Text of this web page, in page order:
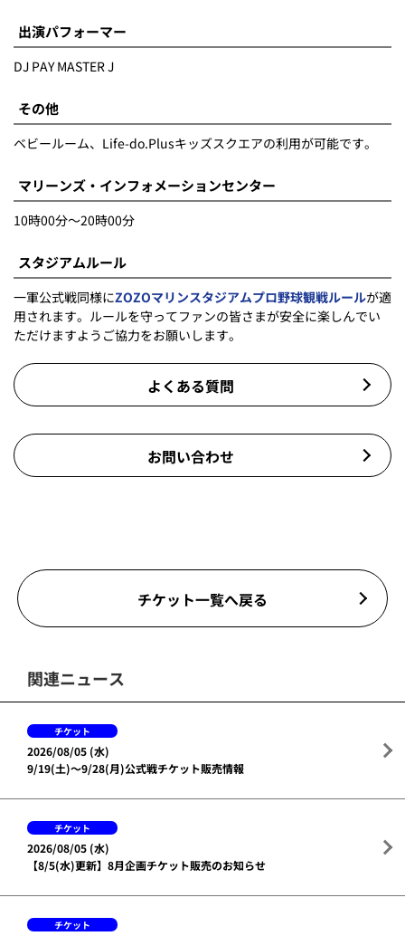
出演パフォーマー
DJ PAY MASTER J
その他
ベビールーム、Life-do.Plusキッズスクエアの利用が可能です。
マリーンズ・インフォメーションセンター
10時00分～20時00分
スタジアムルール
一軍公式戦同様にZOZOマリンスタジアムプロ野球観戦ルールが適
用されます。ルールを守ってファンの皆さまが安全に楽しんでい
ただけますようご協力をお願いします。
よくある質問
お問い合わせ
チケット一覧へ戻る
関連ニュース
チケット
2026/08/05 (水)
9/19(土)～9/28(月)公式戦チケット販売情報
チケット
2026/08/05 (水)
【8/5(水)更新】8月企画チケット販売のお知らせ
チケット